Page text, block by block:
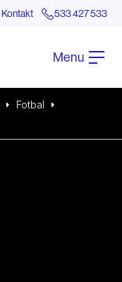
Kontakt 533 427 533
Menu
Fotbal